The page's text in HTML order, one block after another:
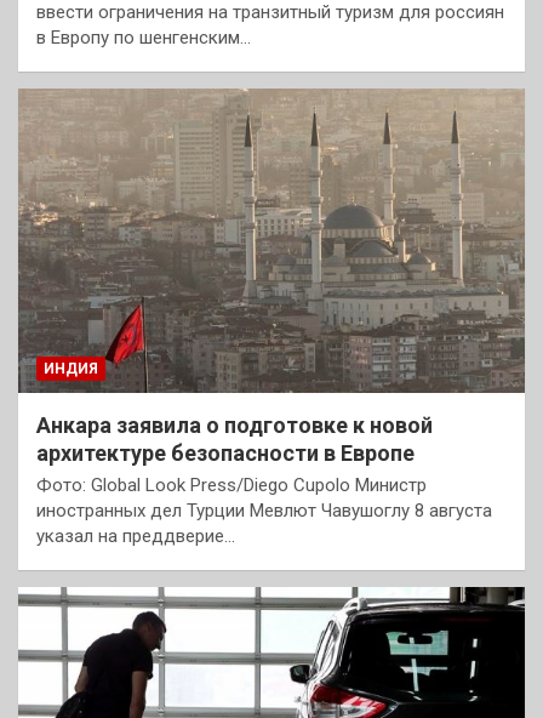
ввести ограничения на транзитный туризм для россиян
в Европу по шенгенским…
ИНДИЯ
Анкара заявила о подготовке к новой
архитектуре безопасности в Европе
Фото: Global Look Press/Diego Cupolo Министр
иностранных дел Турции Мевлют Чавушоглу 8 августа
указал на преддверие…